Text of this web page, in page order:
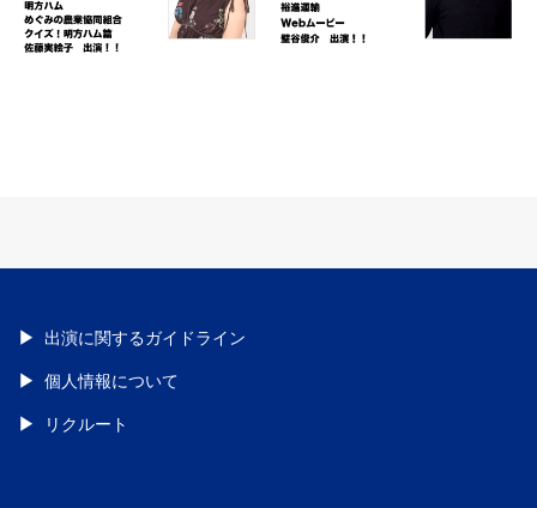
出演に関するガイドライン
個人情報について
リクルート